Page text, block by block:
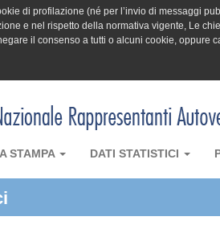
di profilazione (né per l’invio di messaggi
e nel rispetto della normativa vigente, Le
il consenso a tutti o alcuni cookie,
STAMPA DATI STATISTICI